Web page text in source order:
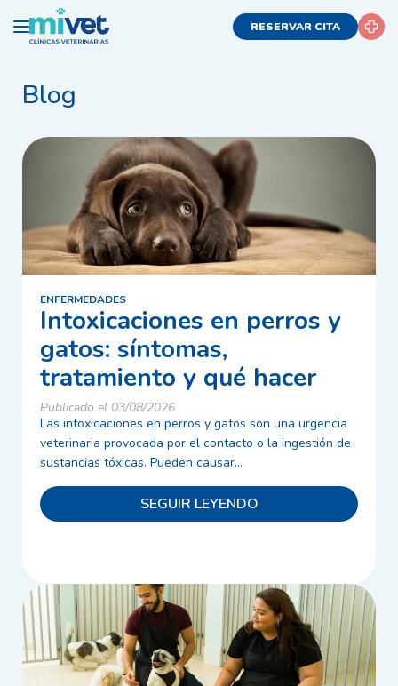
RESERVAR CITA
Blog
ENFERMEDADES
Intoxicaciones en perros y
gatos: síntomas,
tratamiento y qué hacer
Publicado el 03/08/2026
Las intoxicaciones en perros y gatos son una urgencia
veterinaria provocada por el contacto o la ingestión de
sustancias tóxicas. Pueden causar...
SEGUIR LEYENDO